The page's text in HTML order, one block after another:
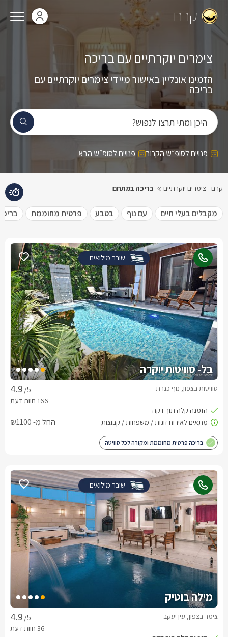
קרם
היכן ומתי תרצו לנפוש?
צימרים יוקרתיים עם בריכה
הזמינו אונליין באישור מיידי צימרים יוקרתיים עם
בריכה
פנויים לסופ״ש הקרוב פנויים לסופ״ש הבא
קרם - צימרים יוקרתיים בריכה במתחם
מקבלים בעלי חיים עם נוף בטבע פרטית מחוממת
שובר מילואים
בל- סוויטות יוקרה
/5 סוויטות בצפון, נוף כנרת
החל מ- ₪1100
בריכה פרטית מחוממת ומקורה לכל סוויטה
שובר מילואים
מילה בוטיק
/5 צימר בצפון, עין יעקב